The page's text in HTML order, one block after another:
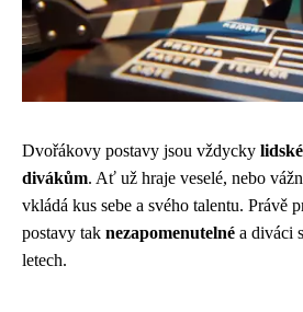
Dvořákovy postavy jsou vždycky
divákům. Ať už hraje veselé, nebo
vkládá kus sebe a svého talentu. Právě
postavy tak nezapomenutelné a diváci
letech.